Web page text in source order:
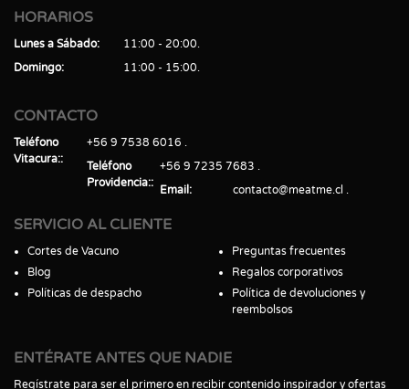
HORARIOS
Lunes a Sábado
11:00 - 20:00
Domingo
11:00 - 15:00
CONTACTO
Teléfono
Vitacura:
+56 9 7538 6016
Teléfono
Providencia:
+56 9 7235 7683
Email
contacto@meatme.cl
SERVICIO AL CLIENTE
Cortes de Vacuno
Blog
Políticas de despacho
Preguntas frecuentes
Regalos corporativos
Política de devoluciones y
reembolsos
ENTÉRATE ANTES QUE NADIE
Regístrate para ser el primero en recibir contenido inspirador y ofertas